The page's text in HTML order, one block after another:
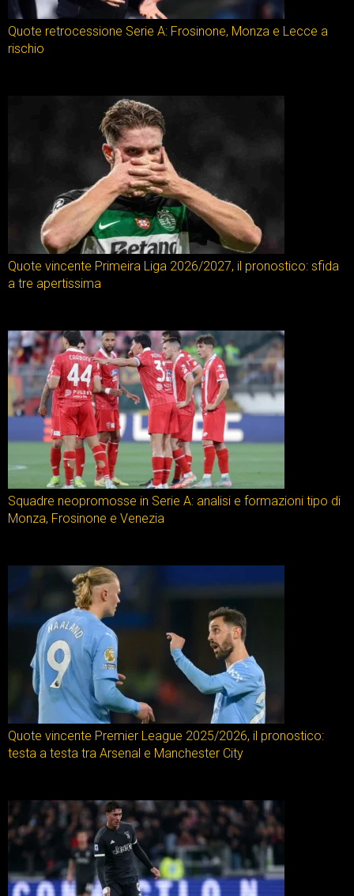
Quote retrocessione Serie A: Frosinone, Monza e Lecce a
rischio
Quote vincente Primeira Liga 2026/2027, il pronostico: sfida
a tre apertissima
Squadre neopromosse in Serie A: analisi e formazioni tipo di
Monza, Frosinone e Venezia
Quote vincente Premier League 2025/2026, il pronostico:
testa a testa tra Arsenal e Manchester City